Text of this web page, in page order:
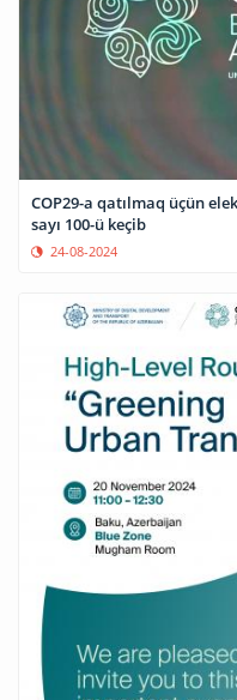
COP29-a qatılmaq üçün
sayı 100-ü keçib
24-08-2024